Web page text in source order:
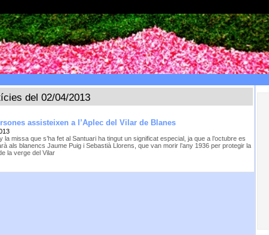
del 02/04/2013
assisteixen a l’Aplec del Vilar de Blanes
la missa que s’ha fet al Santuari ha tingut un significat especial, ja que a l’octubre es
als blanencs Jaume Puig i Sebastià Llorens, que van morir l’any 1936 per protegir la
la verge del Vilar